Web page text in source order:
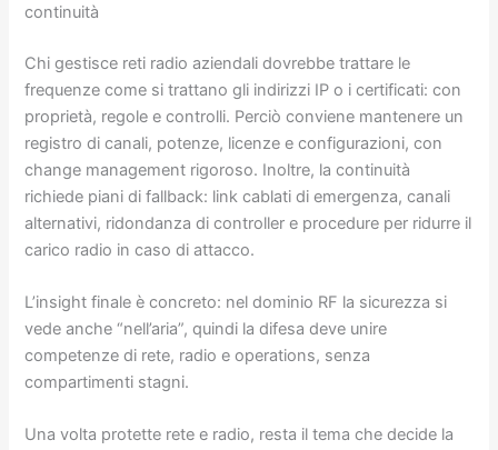
continuità
Chi gestisce reti radio aziendali dovrebbe trattare le
frequenze come si trattano gli indirizzi IP o i certificati: con
proprietà, regole e controlli. Perciò conviene mantenere un
registro di canali, potenze, licenze e configurazioni, con
change management rigoroso. Inoltre, la continuità
richiede piani di fallback: link cablati di emergenza, canali
alternativi, ridondanza di controller e procedure per ridurre il
carico radio in caso di attacco.
L’insight finale è concreto: nel dominio RF la sicurezza si
vede anche “nell’aria”, quindi la difesa deve unire
competenze di rete, radio e operations, senza
compartimenti stagni.
Una volta protette rete e radio, resta il tema che decide la